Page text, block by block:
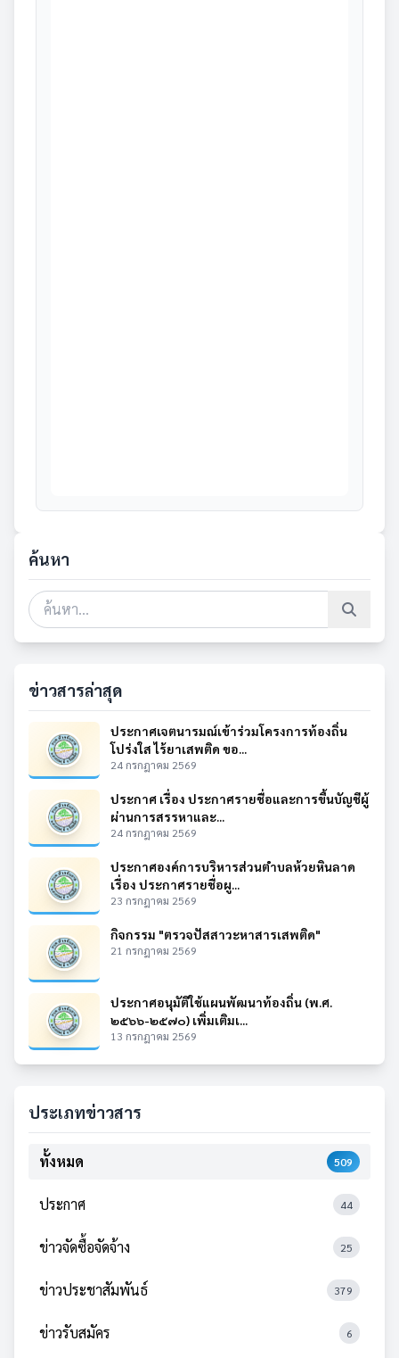
ค้นหา
ข่าวสารล่าสุด
ประกาศเจตนารมณ์เข้าร่วมโครงการท้องถิ่น
โปร่งใส ไร้ยาเสพติด ขอ...
24 กรกฎาคม 2569
ประกาศ เรื่อง ประกาศรายชื่อและการขึ้นบัญชีผู้
ผ่านการสรรหาและ...
24 กรกฎาคม 2569
ประกาศองค์การบริหารส่วนตำบลห้วยหินลาด
เรื่อง ประกาศรายชื่อผู...
23 กรกฎาคม 2569
กิจกรรม "ตรวจปัสสาวะหาสารเสพติด"
21 กรกฎาคม 2569
ประกาศอนุมัติใช้แผนพัฒนาท้องถิ่น (พ.ศ.
๒๕๖๖-๒๕๗๐) เพิ่มเติมเ...
13 กรกฎาคม 2569
ประเภทข่าวสาร
ทั้งหมด 509
ประกาศ 44
ข่าวจัดซื้อจัดจ้าง 25
ข่าวประชาสัมพันธ์ 379
ข่าวรับสมัคร 6